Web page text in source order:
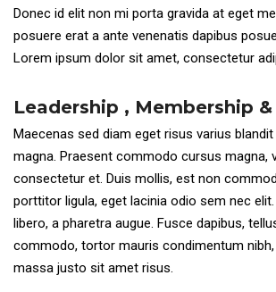
Donec id elit non mi porta gravida at eget
posuere erat a ante venenatis dapibus
Lorem ipsum dolor sit amet, consectetur
Leadership , Membership
Maecenas sed diam eget risus varius
magna. Praesent commodo cursus magna,
consectetur et. Duis mollis, est non
porttitor ligula, eget lacinia odio sem nec
libero, a pharetra augue. Fusce dapibus,
commodo, tortor mauris condimentum
massa justo sit amet risus.